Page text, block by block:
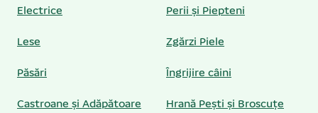
Electrice Perii și Piepteni
Lese Zgărzi Piele
Păsări Îngrijire câini
Castroane și Adăpătoare Hrană Pești și Broscuțe